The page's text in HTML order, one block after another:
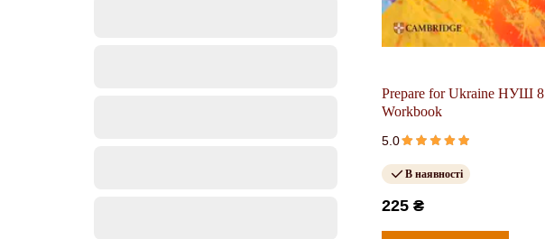
Prepare for Ukraine НУШ 8
Workbook
5.0
В наявності
225 ₴